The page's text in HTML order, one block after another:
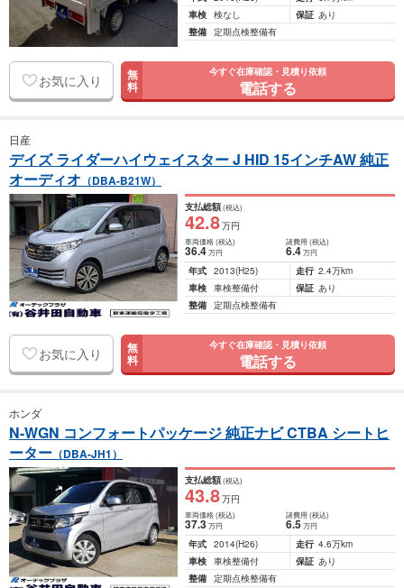
車検 検なし 保証 あり
整備 定期点検整備有
お気に入り 無
料
今すぐ在庫確認・見積り依頼
電話する
日産
デイズ ライダーハイウェイスター J HID 15インチAW 純正
オーディオ （DBA-B21W）
支払総額(税込)
42.8万円
車両価格(税込)
36.4万円
諸費用 (税込)
6.4 万円
年式 2013(H25) 走行 2.4万km
車検 車検整備付 保証 あり
整備 定期点検整備有
お気に入り 無
料
今すぐ在庫確認・見積り依頼
電話する
ホンダ
N-WGN コンフォートパッケージ 純正ナビ CTBA シートヒ
ーター （DBA-JH1）
支払総額(税込)
43.8万円
車両価格(税込)
37.3万円
諸費用 (税込)
6.5 万円
年式 2014(H26) 走行 4.6万km
車検 車検整備付 保証 あり
整備 定期点検整備有